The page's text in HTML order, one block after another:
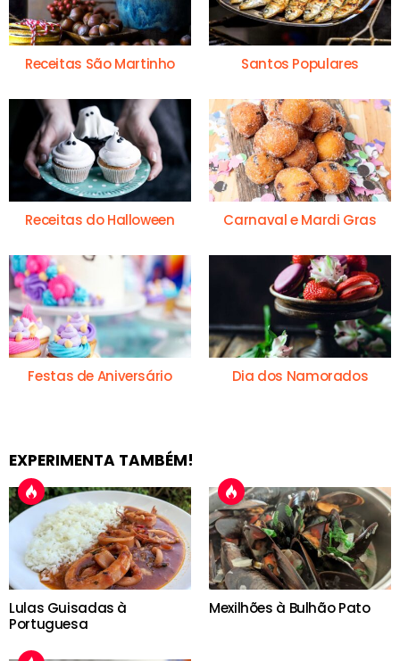
Receitas São Martinho Santos Populares
Receitas do Halloween Carnaval e Mardi Gras
Festas de Aniversário Dia dos Namorados
EXPERIMENTA TAMBÉM!
Lulas Guisadas à
Portuguesa
Mexilhões à Bulhão Pato